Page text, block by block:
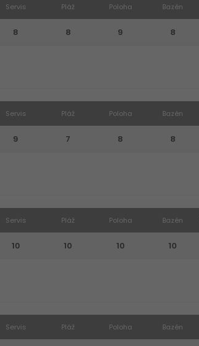
Servis
8
Pláž
8
Poloha
9
Bazén
8
Servis
9
Pláž
7
Poloha
8
Bazén
8
Servis
10
Pláž
10
Poloha
10
Bazén
10
Servis Pláž Poloha Bazén